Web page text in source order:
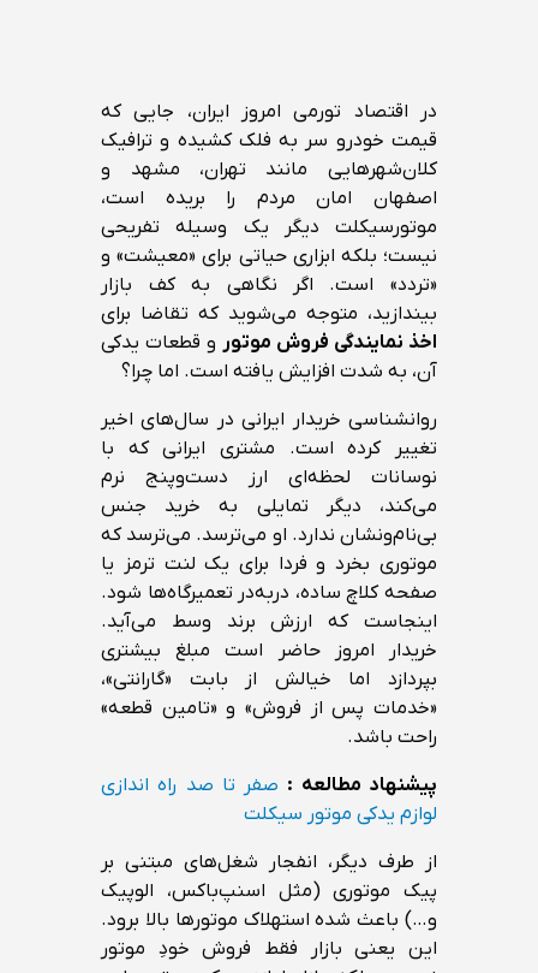
در اقتصاد تورمی امروز ایران، جایی که
قیمت خودرو سر به فلک کشیده و ترافیک
کلان‌شهرهایی مانند تهران، مشهد و
اصفهان امان مردم را بریده است،
موتورسیکلت دیگر یک وسیله تفریحی
نیست؛ بلکه ابزاری حیاتی برای «معیشت» و
«تردد» است. اگر نگاهی به کف بازار
بیندازید، متوجه می‌شوید که تقاضا برای
اخذ نمایندگی فروش موتور و قطعات یدکی
آن، به شدت افزایش یافته است. اما چرا؟
روانشناسی خریدار ایرانی در سال‌های اخیر
تغییر کرده است. مشتری ایرانی که با
نوسانات لحظه‌ای ارز دست‌وپنج نرم
می‌کند، دیگر تمایلی به خرید جنس
بی‌نام‌ونشان ندارد. او می‌ترسد. می‌ترسد که
موتوری بخرد و فردا برای یک لنت ترمز یا
صفحه کلاچ ساده، دربه‌در تعمیرگاه‌ها شود.
اینجاست که ارزش برند وسط می‌آید.
خریدار امروز حاضر است مبلغ بیشتری
بپردازد اما خیالش از بابت «گارانتی»،
«خدمات پس از فروش» و «تامین قطعه»
راحت باشد.
پیشنهاد مطالعه : صفر تا صد راه اندازی
لوازم یدکی موتور سیکلت
از طرف دیگر، انفجار شغل‌های مبتنی بر
پیک موتوری (مثل اسنپ‌باکس، الوپیک
و…) باعث شده استهلاک موتورها بالا برود.
این یعنی بازار فقط فروش خودِ موتور